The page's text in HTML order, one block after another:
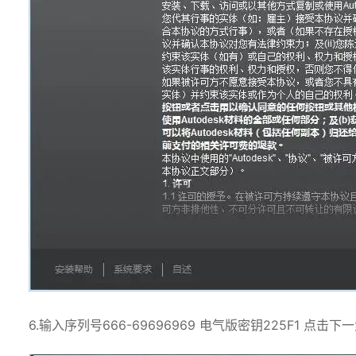
6.输入序列号666-69696969 电气版密钥225F1 点击下